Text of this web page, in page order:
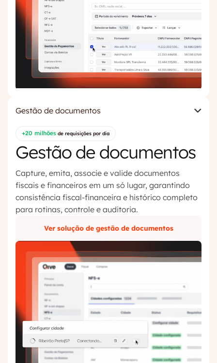
Gestão de documentos
+20 milhões de requisições por dia
Gestão de documentos
Capture, emita, associe e valide documentos
fiscais e financeiros em um só lugar, garantindo
consistência fiscal-financeira e histórico completo
para rotinas, controle e auditoria.
Ver solução de gestão de documentos